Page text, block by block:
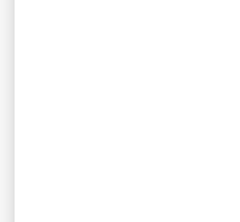
Il est important de
et le mode
● n'augmentez pas la
application,
fréquence des
● n'appliquez le
chevelu sain. Evitez
cas d'irritation, de
d'inflammation, de
douloureuse du cuir